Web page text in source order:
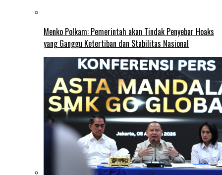
Menko Polkam: Pemerintah akan Tindak Penyebar Hoaks
yang Ganggu Ketertiban dan Stabilitas Nasional